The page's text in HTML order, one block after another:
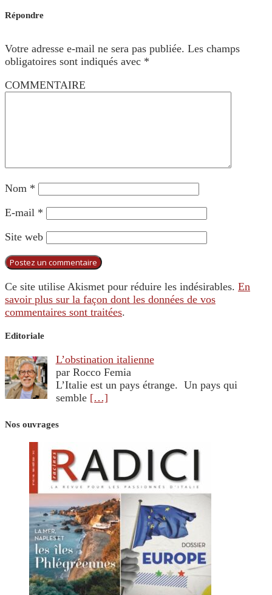
Répondre
Votre adresse e-mail ne sera pas publiée. Les champs
obligatoires sont indiqués avec *
COMMENTAIRE
Nom *
E-mail *
Site web
Ce site utilise Akismet pour réduire les indésirables. En
savoir plus sur la façon dont les données de vos
commentaires sont traitées.
Editoriale
L’obstination italienne
par Rocco Femia
L’Italie est un pays étrange. Un pays qui
semble […]
Nos ouvrages